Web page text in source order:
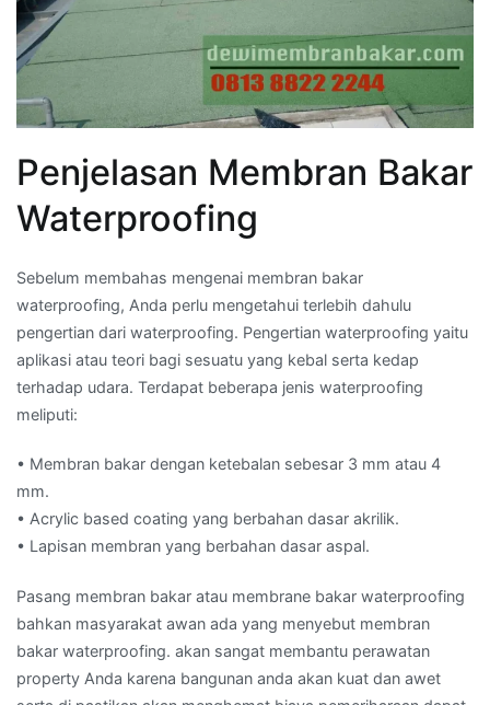
Penjelasan Membran Bakar
Waterproofing
Sebelum membahas mengenai membran bakar
waterproofing, Anda perlu mengetahui terlebih dahulu
pengertian dari waterproofing. Pengertian waterproofing yaitu
aplikasi atau teori bagi sesuatu yang kebal serta kedap
terhadap udara. Terdapat beberapa jenis waterproofing
meliputi:
• Membran bakar dengan ketebalan sebesar 3 mm atau 4
mm.
• Acrylic based coating yang berbahan dasar akrilik.
• Lapisan membran yang berbahan dasar aspal.
Pasang membran bakar atau membrane bakar waterproofing
bahkan masyarakat awan ada yang menyebut membran
bakar waterproofing. akan sangat membantu perawatan
property Anda karena bangunan anda akan kuat dan awet